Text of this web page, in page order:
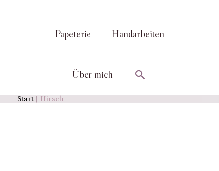
Papeterie Handarbeiten
Über mich Suchen
Start Hirsch